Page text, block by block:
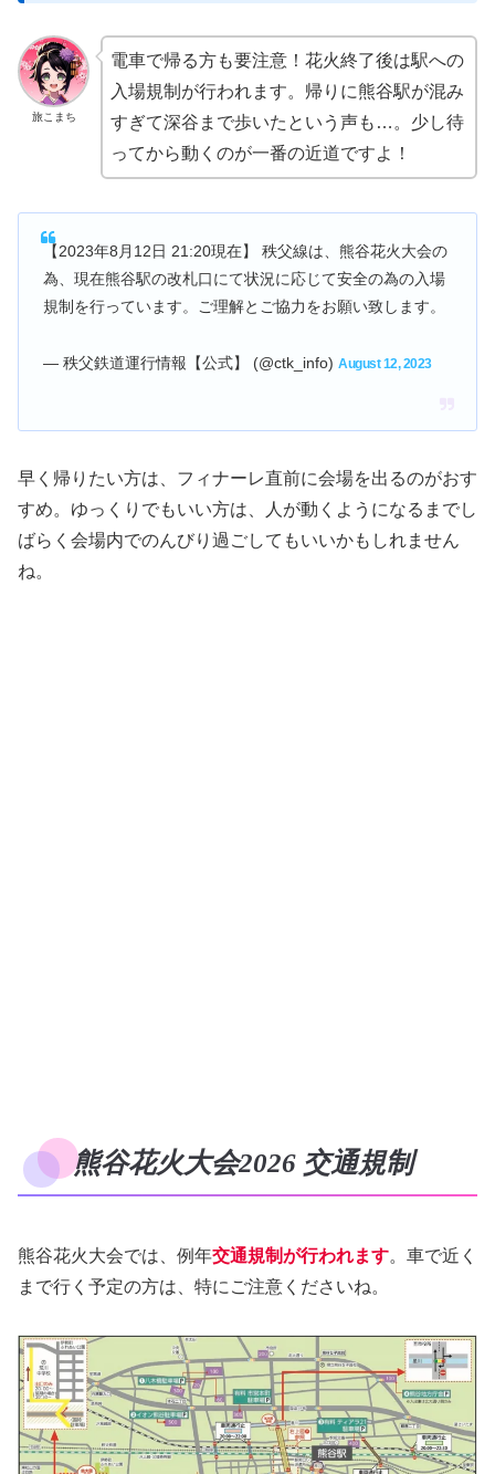
旅こまち
電車で帰る方も要注意！花火終了後は駅への
入場規制が行われます。帰りに熊谷駅が混み
すぎて深谷まで歩いたという声も…。少し待
ってから動くのが一番の近道ですよ！
【2023年8月12日 21:20現在】 秩父線は、熊谷花火大会の
為、現在熊谷駅の改札口にて状況に応じて安全の為の入場
規制を行っています。ご理解とご協力をお願い致します。
— 秩父鉄道運行情報【公式】 (@ctk_info) August 12, 2023
早く帰りたい方は、フィナーレ直前に会場を出るのがおす
すめ。ゆっくりでもいい方は、人が動くようになるまでし
ばらく会場内でのんびり過ごしてもいいかもしれません
ね。
熊谷花火大会2026 交通規制
熊谷花火大会では、例年交通規制が行われます。車で近く
まで行く予定の方は、特にご注意くださいね。